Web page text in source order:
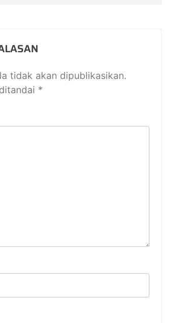
tidak akan dipublikasikan.
*